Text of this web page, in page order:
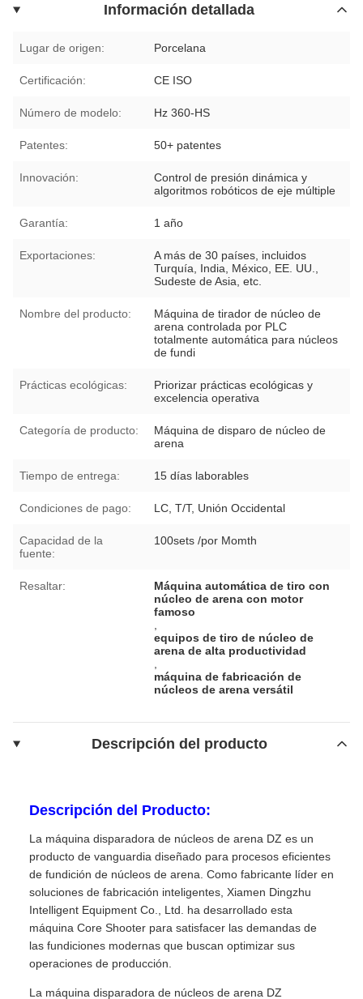
Información detallada
Lugar de origen: Porcelana
Certificación: CE ISO
Número de modelo: Hz 360-HS
Patentes: 50+ patentes
Innovación:
Control de presión dinámica y
algoritmos robóticos de eje múltiple
Garantía: 1 año
Exportaciones:
A más de 30 países, incluidos
Turquía, India, México, EE. UU.,
Sudeste de Asia, etc.
Nombre del producto:
Máquina de tirador de núcleo de
arena controlada por PLC
totalmente automática para núcleos
de fundi
Prácticas ecológicas:
Priorizar prácticas ecológicas y
excelencia operativa
Categoría de producto:
Máquina de disparo de núcleo de
arena
Tiempo de entrega: 15 días laborables
Condiciones de pago: LC, T/T, Unión Occidental
Capacidad de la
fuente:
100sets /por Momth
Resaltar:
Máquina automática de tiro con
núcleo de arena con motor
famoso
equipos de tiro de núcleo de
arena de alta productividad
máquina de fabricación de
núcleos de arena versátil
Descripción del producto
Descripción del Producto:
La máquina disparadora de núcleos de arena DZ es un
producto de vanguardia diseñado para procesos eficientes
de fundición de núcleos de arena. Como fabricante líder en
soluciones de fabricación inteligentes, Xiamen Dingzhu
Intelligent Equipment Co., Ltd. ha desarrollado esta
máquina Core Shooter para satisfacer las demandas de
las fundiciones modernas que buscan optimizar sus
operaciones de producción.
La máquina disparadora de núcleos de arena DZ